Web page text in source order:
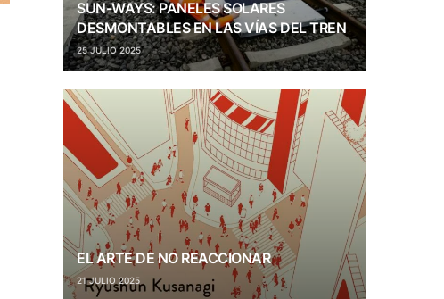
SUN-WAYS: PANELES SOLARES
DESMONTABLES EN LAS VÍAS DEL TREN
25 JULIO 2025
EL ARTE DE NO REACCIONAR
21 JULIO 2025